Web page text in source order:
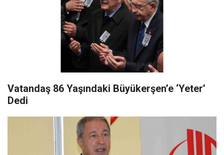
Vatandaş 86 Yaşındaki Büyükerşen’e ‘Yeter’
Dedi